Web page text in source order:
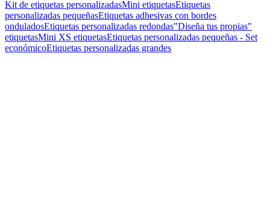
Kit de etiquetas personalizadasMini etiquetasEtiquetas
personalizadas pequeñasEtiquetas adhesivas con bordes
onduladosEtiquetas personalizadas redondas"Diseña tus propias"
etiquetasMini XS etiquetasEtiquetas personalizadas pequeñas - Set
económicoEtiquetas personalizadas grandes